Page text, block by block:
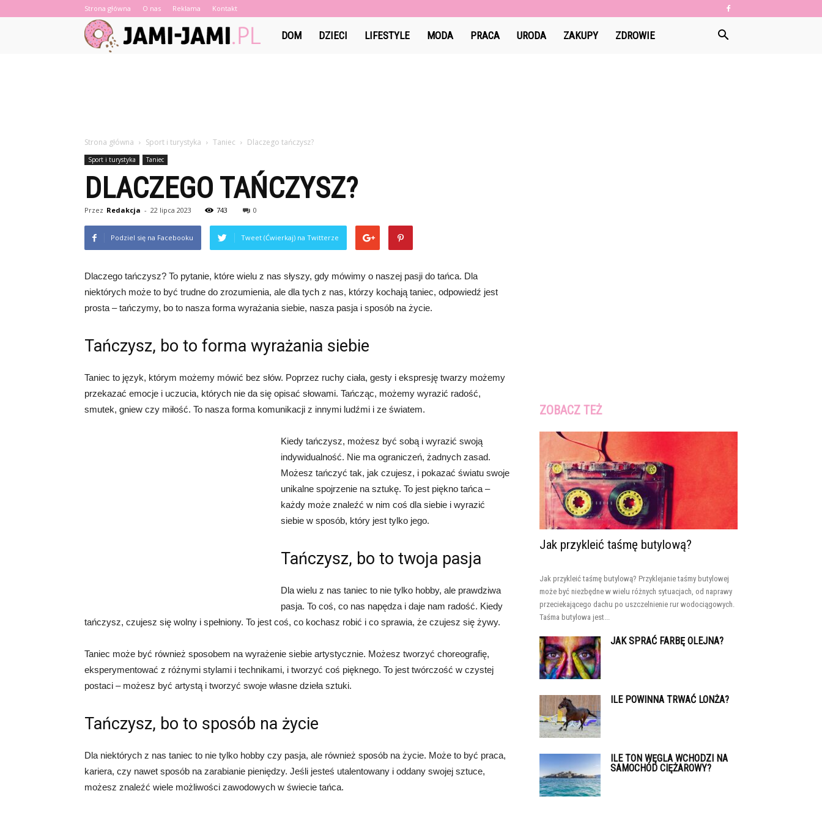
Strona główna O nas Reklama Kontakt
Jami-
DOM DZIECI LIFESTYLE MODA PRACA URODA ZAKUPY ZDROWIE
Strona główna Sport i turystyka Taniec Dlaczego tańczysz?
Sport i turystyka Taniec
DLACZEGO TAŃCZYSZ?
Przez Redakcja - 22 lipca 2023 743 0
Podziel się na Facebooku Tweet (Ćwierkaj) na Twitterze
Dlaczego tańczysz? To pytanie, które wielu z nas słyszy, gdy mówimy o naszej pasji do tańca. Dla
niektórych może to być trudne do zrozumienia, ale dla tych z nas, którzy kochają taniec, odpowiedź jest
prosta – tańczymy, bo to nasza forma wyrażania siebie, nasza pasja i sposób na życie.
Tańczysz, bo to forma wyrażania siebie
Taniec to język, którym możemy mówić bez słów. Poprzez ruchy ciała, gesty i ekspresję twarzy możemy
przekazać emocje i uczucia, których nie da się opisać słowami. Tańcząc, możemy wyrazić radość,
smutek, gniew czy miłość. To nasza forma komunikacji z innymi ludźmi i ze światem.
Kiedy tańczysz, możesz być sobą i wyrazić swoją
indywidualność. Nie ma ograniczeń, żadnych zasad.
Możesz tańczyć tak, jak czujesz, i pokazać światu swoje
unikalne spojrzenie na sztukę. To jest piękno tańca –
każdy może znaleźć w nim coś dla siebie i wyrazić
siebie w sposób, który jest tylko jego.
Tańczysz, bo to twoja pasja
Dla wielu z nas taniec to nie tylko hobby, ale prawdziwa
pasja. To coś, co nas napędza i daje nam radość. Kiedy
tańczysz, czujesz się wolny i spełniony. To jest coś, co kochasz robić i co sprawia, że czujesz się żywy.
Taniec może być również sposobem na wyrażenie siebie artystycznie. Możesz tworzyć choreografię,
eksperymentować z różnymi stylami i technikami, i tworzyć coś pięknego. To jest twórczość w czystej
postaci – możesz być artystą i tworzyć swoje własne dzieła sztuki.
Tańczysz, bo to sposób na życie
Dla niektórych z nas taniec to nie tylko hobby czy pasja, ale również sposób na życie. Może to być praca,
kariera, czy nawet sposób na zarabianie pieniędzy. Jeśli jesteś utalentowany i oddany swojej sztuce,
możesz znaleźć wiele możliwości zawodowych w świecie tańca.
ZOBACZ TEŻ
Jak przykleić taśmę butylową?
Jak przykleić taśmę butylową? Przyklejanie taśmy butylowej
może być niezbędne w wielu różnych sytuacjach, od naprawy
przeciekającego dachu po uszczelnienie rur wodociągowych.
Taśma butylowa jest...
JAK SPRAĆ FARBĘ OLEJNA?
ILE POWINNA TRWAĆ LONŻA?
ILE TON WĘGLA WCHODZI NA
SAMOCHÓD CIĘŻAROWY?